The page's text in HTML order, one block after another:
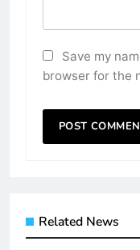
Save my
browser for the
Related News